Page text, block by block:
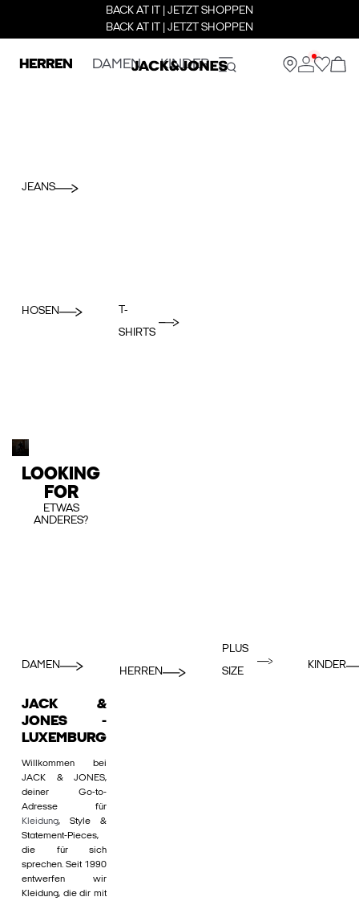
BACK AT IT | JETZT SHOPPEN
BACK AT IT | JETZT SHOPPEN
HERREN DAMEN KINDER
JEANS
HOSEN
T-
SHIRTS
LOOKING
FOR
ETWAS
ANDERES?
DAMEN
HERREN
PLUS
SIZE
KINDER
JACK &
JONES -
LUXEMBURG
Willkommen bei
JACK & JONES,
deiner Go-to-
Adresse für
Kleidung, Style &
Statement-Pieces,
die für sich
sprechen. Seit 1990
entwerfen wir
Kleidung, die dir mit